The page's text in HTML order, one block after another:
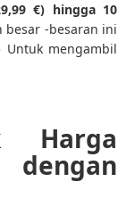
€) hingga 10
besar -besaran ini
Untuk mengambil
Harga